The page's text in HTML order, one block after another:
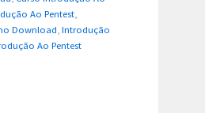
Ao Pentest,
Download,Introdução
Ao Pentest